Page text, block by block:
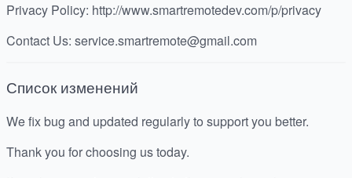
Privacy Policy: http://www.smartremotedev.com/p/privacy
Contact Us: service.smartremote@gmail.com
Список изменений
We fix bug and updated regularly to support you better.
Thank you for choosing us today.